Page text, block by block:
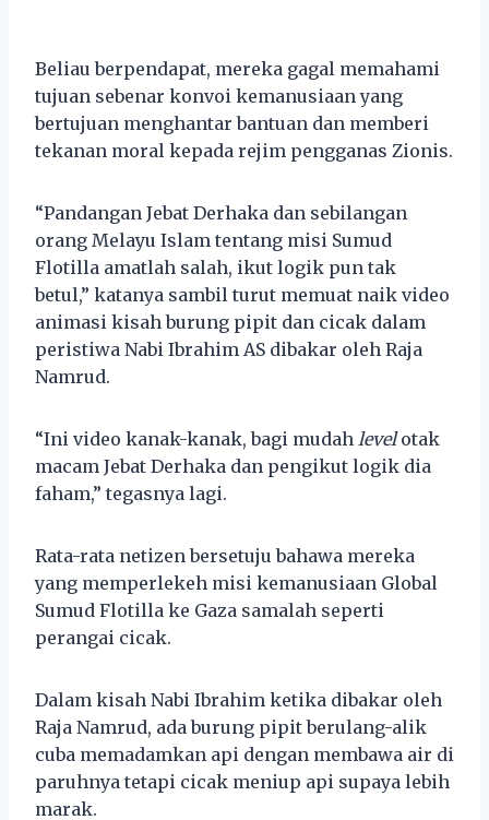
Beliau berpendapat, mereka gagal memahami
tujuan sebenar konvoi kemanusiaan yang
bertujuan menghantar bantuan dan memberi
tekanan moral kepada rejim pengganas Zionis.
“Pandangan Jebat Derhaka dan sebilangan
orang Melayu Islam tentang misi Sumud
Flotilla amatlah salah, ikut logik pun tak
betul,” katanya sambil turut memuat naik video
animasi kisah burung pipit dan cicak dalam
peristiwa Nabi Ibrahim AS dibakar oleh Raja
Namrud.
“Ini video kanak-kanak, bagi mudah levelotak
macam Jebat Derhaka dan pengikut logik dia
faham,” tegasnya lagi.
Rata-rata netizen bersetuju bahawa mereka
yang memperlekeh misi kemanusiaan Global
Sumud Flotilla ke Gaza samalah seperti
perangai cicak.
Dalam kisah Nabi Ibrahim ketika dibakar oleh
Raja Namrud, ada burung pipit berulang-alik
cuba memadamkan api dengan membawa air di
paruhnya tetapi cicak meniup api supaya lebih
marak.